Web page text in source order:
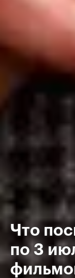
Что
по 3